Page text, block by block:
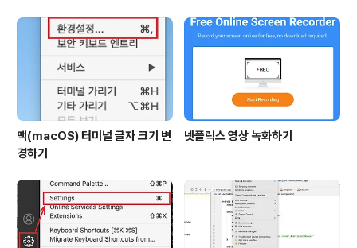
맥(macOS) 터미널 글자 크기 변
경하기
넷플릭스 영상 녹화하기